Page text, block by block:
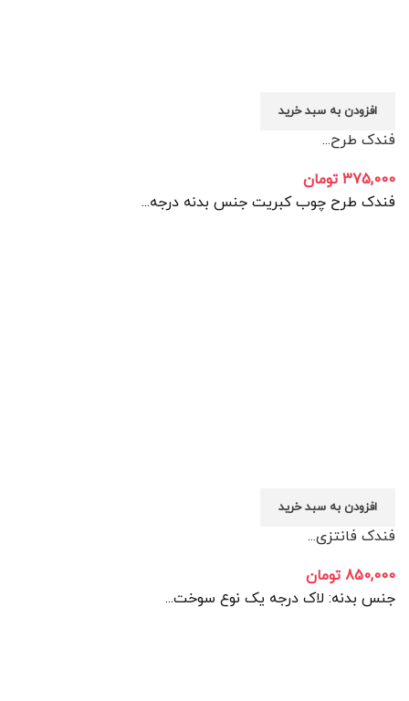
افزودن به سبد خرید
فندک طرح...
375,000 تومان
فندک طرح چوب کبریت جنس بدنه درجه...
افزودن به سبد خرید
فندک فانتزی...
850,000 تومان
جنس بدنه: لاک درجه یک نوع سوخت...